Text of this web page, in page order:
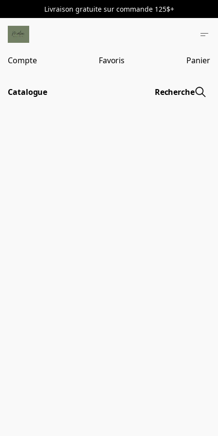
Livraison gratuite sur commande 125$+
Compte Favoris Panier
Catalogue Recherche